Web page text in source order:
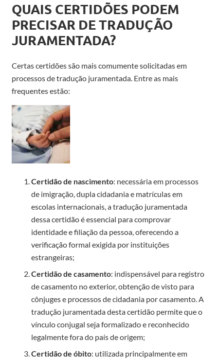
QUAIS CERTIDÕES PODEM
PRECISAR DE TRADUÇÃO
JURAMENTADA?
Certas certidões são mais comumente solicitadas em
processos de tradução juramentada. Entre as mais
frequentes estão:
Certidão de nascimento: necessária em processos
de imigração, dupla cidadania e matrículas em
escolas internacionais, a tradução juramentada
dessa certidão é essencial para comprovar
identidade e filiação da pessoa, oferecendo a
verificação formal exigida por instituições
estrangeiras;
Certidão de casamento: indispensável para registro
de casamento no exterior, obtenção de visto para
cônjuges e processos de cidadania por casamento. A
tradução juramentada desta certidão permite que o
vínculo conjugal seja formalizado e reconhecido
legalmente fora do país de origem;
Certidão de óbito: utilizada principalmente em